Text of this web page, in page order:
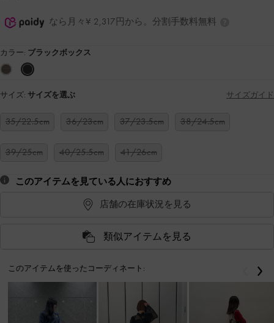
なら月々¥ 2,317円から。分割手数料無料
カラー: ブラックボックス
サイズ: サイズを選ぶ サイズガイド
35/22.5cm 36/23cm 37/23.5cm 38/24.5cm
39/25cm 40/25.5cm 41/26cm
このアイテムを見ている人におすすめ
店舗の在庫状況を見る
類似アイテムを見る
このアイテムを使ったコーディネート: 戻る